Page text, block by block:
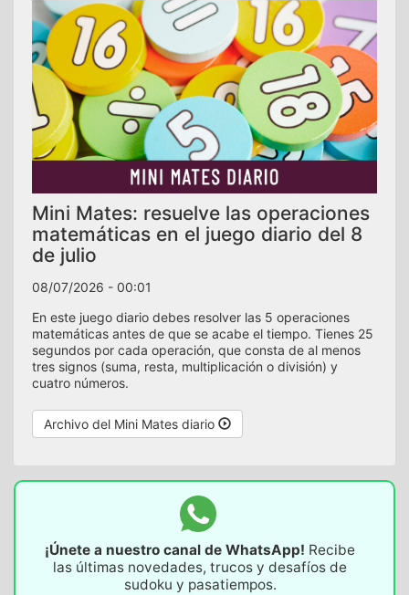
Mini Mates: resuelve las operaciones
matemáticas en el juego diario del 8
de julio
08/07/2026 - 00:01
En este juego diario debes resolver las 5 operaciones
matemáticas antes de que se acabe el tiempo. Tienes 25
segundos por cada operación, que consta de al menos
tres signos (suma, resta, multiplicación o división) y
cuatro números.
Archivo del Mini Mates diario
¡Únete a nuestro canal de WhatsApp! Recibe
las últimas novedades, trucos y desafíos de
sudoku y pasatiempos.